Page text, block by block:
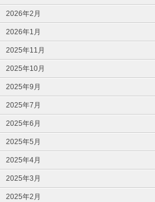
2026年2月
2026年1月
2025年11月
2025年10月
2025年9月
2025年7月
2025年6月
2025年5月
2025年4月
2025年3月
2025年2月